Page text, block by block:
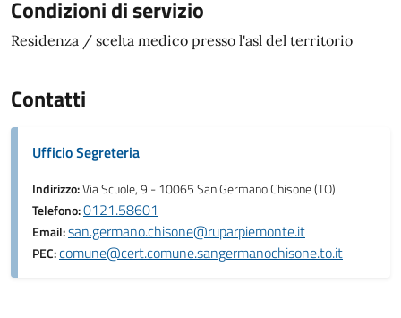
Condizioni di servizio
Residenza / scelta medico presso l'asl del territorio
Contatti
Ufficio Segreteria
Indirizzo:Via Scuole, 9 - 10065 San Germano Chisone (TO)
Telefono:0121.58601
Email:san.germano.chisone@ruparpiemonte.it
PEC:comune@cert.comune.sangermanochisone.to.it